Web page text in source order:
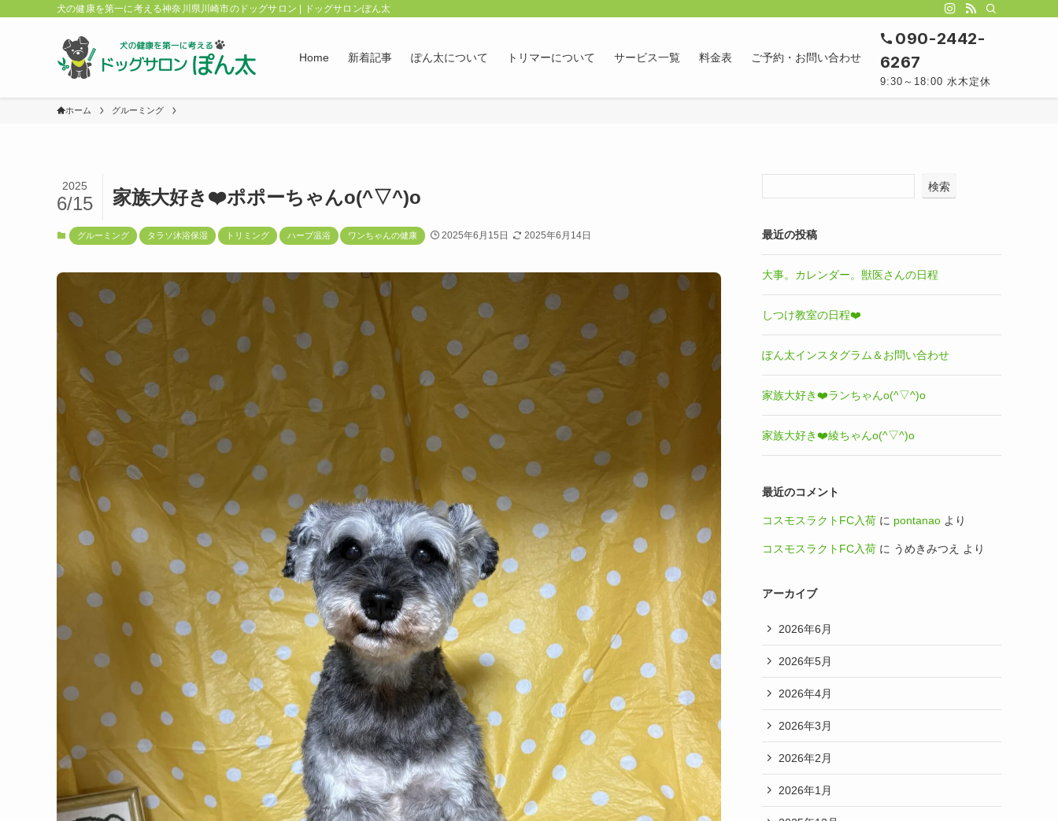
犬の健康を第一に考える神奈川県川崎市のドッグサロン | ドッグサロンぽん太
Home 新着記事 ぽん太について トリマーについて サービス一覧 料金表 ご予約・お問い合わせ
090-2442-
6267
9:30～18:00 水木定休
ホーム グルーミング
家族大好き❤️ポポーちゃんo(^▽^)o
2025
6/15
グルーミング タラソ沐浴保湿 トリミング ハーブ温浴 ワンちゃんの健康 2025年6月15日 2025年6月14日
検索
最近の投稿
大事。カレンダー。獣医さんの日程
しつけ教室の日程❤️
ぽん太インスタグラム＆お問い合わせ
家族大好き❤️ランちゃんo(^▽^)o
家族大好き❤️綾ちゃんo(^▽^)o
最近のコメント
コスモスラクトFC入荷 に pontanao より
コスモスラクトFC入荷 に うめきみつえ より
アーカイブ
2026年6月
2026年5月
2026年4月
2026年3月
2026年2月
2026年1月